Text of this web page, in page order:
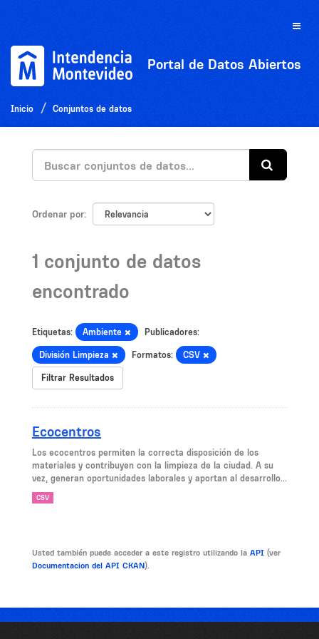
Toggle
Portal de Datos Abiertos
Inicio Conjuntos de datos
Ordenar por
1 conjunto de datos
encontrado
Etiquetas: Ambiente Publicadores:
División Limpieza Formatos: CSV
Filtrar Resultados
Ecocentros
Los ecocentros permiten la correcta disposición de los
materiales y contribuyen con la limpieza de la ciudad. A su
vez, generan oportunidades laborales y aportan al desarrollo...
CSV
Usted también puede acceder a este registro utilizando la API (ver
Documentacion del API CKAN).